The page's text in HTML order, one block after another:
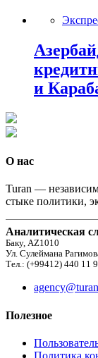
и
О нас
Turan —
стыке политики,
Аналитическая
Баку, AZ1010
Ул. Сулеймана
Тел.: (+99412) 440 11
Полезное
Политика